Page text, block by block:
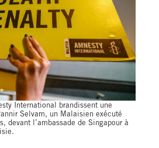
International brandissent une
Selvam, un Malaisien exécuté
devant l’ambassade de Singapour à